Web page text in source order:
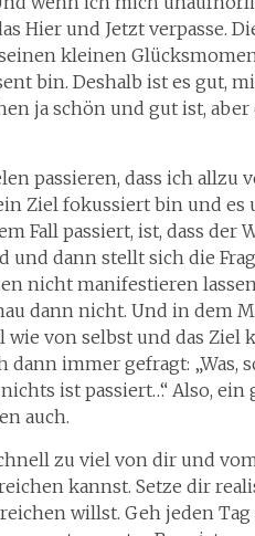
Hier und Jetzt verpasse.
kleinen
bin. Deshalb ist es gut,
ja schön und gut ist, aber
passieren, dass ich allzu
Ziel fokussiert bin und
Fall passiert, ist, dass der
dann stellt sich die
nicht manifestieren
dann nicht. Und in dem
wie von selbst und das
immer gefragt: „Was,
ist passiert…“ Also, ein
auch.
zu viel von dir und
kannst. Setze dir
willst. Geh jeden